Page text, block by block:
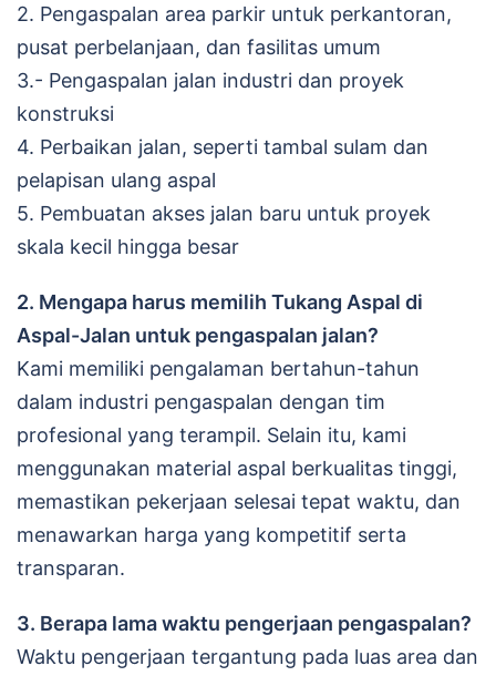
2. Pengaspalan area parkir untuk perkantoran,
pusat perbelanjaan, dan fasilitas umum
3.- Pengaspalan jalan industri dan proyek
konstruksi
4. Perbaikan jalan, seperti tambal sulam dan
pelapisan ulang aspal
5. Pembuatan akses jalan baru untuk proyek
skala kecil hingga besar
2. Mengapa harus memilih Tukang Aspal di
Aspal-Jalan untuk pengaspalan jalan?
Kami memiliki pengalaman bertahun-tahun
dalam industri pengaspalan dengan tim
profesional yang terampil. Selain itu, kami
menggunakan material aspal berkualitas tinggi,
memastikan pekerjaan selesai tepat waktu, dan
menawarkan harga yang kompetitif serta
transparan.
3. Berapa lama waktu pengerjaan pengaspalan?
Waktu pengerjaan tergantung pada luas area dan